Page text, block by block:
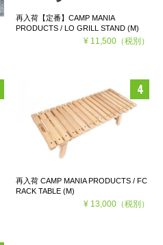
再入荷【定番】CAMP MANIA
PRODUCTS / LO GRILL STAND (M)
¥ 11,500（税別）
再入荷 CAMP MANIA PRODUCTS / FC
RACK TABLE (M)
¥ 13,000（税別）